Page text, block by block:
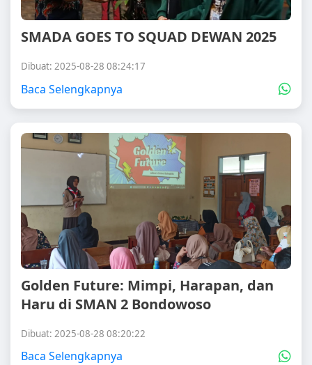
SMADA GOES TO SQUAD DEWAN 2025
Dibuat: 2025-08-28 08:24:17
Baca Selengkapnya
Golden Future: Mimpi, Harapan, dan
Haru di SMAN 2 Bondowoso
Dibuat: 2025-08-28 08:20:22
Baca Selengkapnya